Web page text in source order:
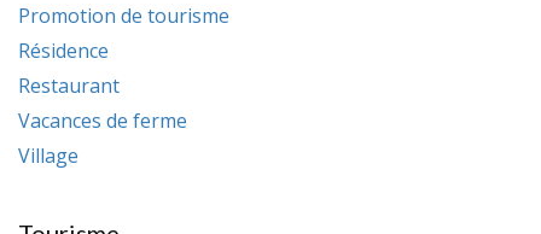
Promotion de tourisme
Résidence
Restaurant
Vacances de ferme
Village